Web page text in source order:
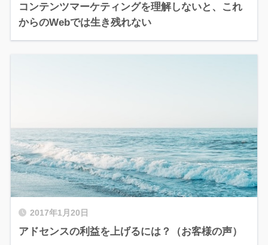
コンテンツマーケティングを理解しないと、これ
からのWebでは生き残れない
2017年1月20日
アドセンスの利益を上げるには？（お客様の声）